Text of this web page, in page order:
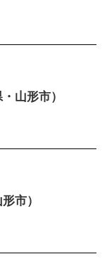
山形市）
市）